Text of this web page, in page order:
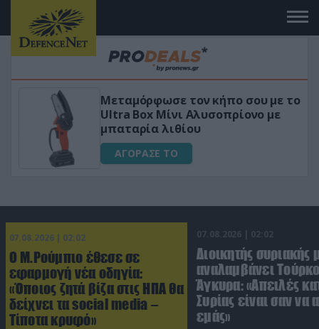
«Μαγική» φόρμουλα τριβόλι + VIP
για αύξηση της λίμπιντο
ΑΓΟΡΑΣΕ ΤΟ
07.08.2026 | 02:02
Ο Μ.Ρούμπιο έθεσε σε
εφαρμογή νέα οδηγία:
«Όποιος ζητά βίζα στις ΗΠΑ θα
δείχνει τα social media –
Τίποτα κρυφό»
07.08.2026 | 02:02
Διοικητής συριακής
αναλαμβάνει
Άγκυρα: «Απειλές
Συρίας είναι σαν να
εμάς»